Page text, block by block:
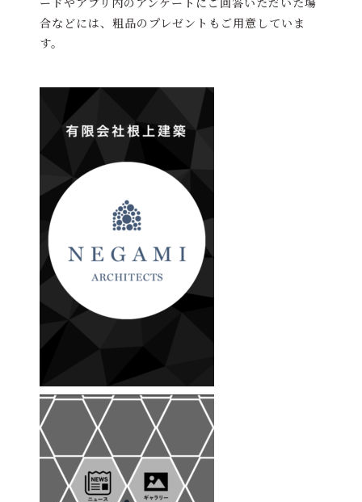
合などには、粗品のプレゼントもご用意していま
す。